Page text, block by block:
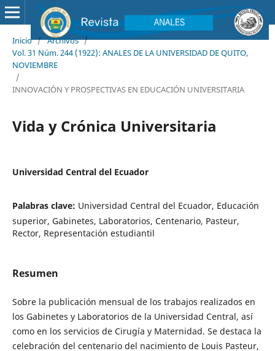
Inicio / Archivos /
Vol. 31 Núm. 244 (1922): ANALES DE LA UNIVERSIDAD DE QUITO,
NOVIEMBRE
/
INNOVACIÓN Y PROSPECTIVAS EN EDUCACIÓN UNIVERSITARIA
Vida y Crónica Universitaria
Universidad Central del Ecuador
Palabras clave: Universidad Central del Ecuador, Educación
superior, Gabinetes, Laboratorios, Centenario, Pasteur,
Rector, Representación estudiantil
Resumen
Sobre la publicación mensual de los trabajos realizados en
los Gabinetes y Laboratorios de la Universidad Central, así
como en los servicios de Cirugía y Maternidad. Se destaca la
celebración del centenario del nacimiento de Louis Pasteur,